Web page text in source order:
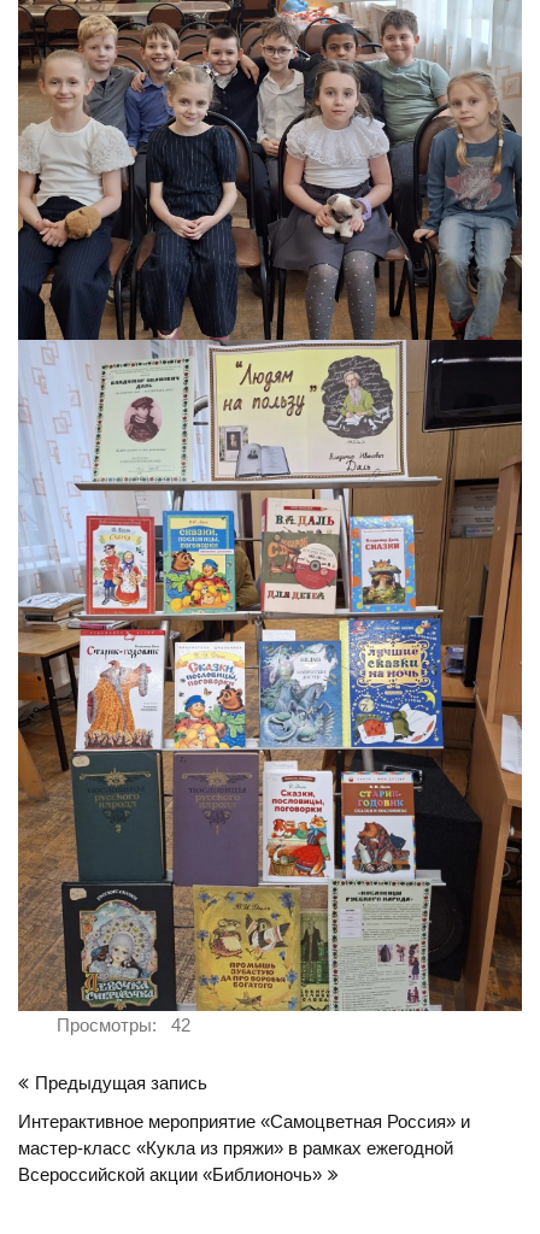
Просмотры: 42
по
записям
Предыдущая запись
Интерактивное мероприятие «Самоцветная Россия» и
мастер-класс «Кукла из пряжи» в рамках ежегодной
Всероссийской акции «Библионочь»